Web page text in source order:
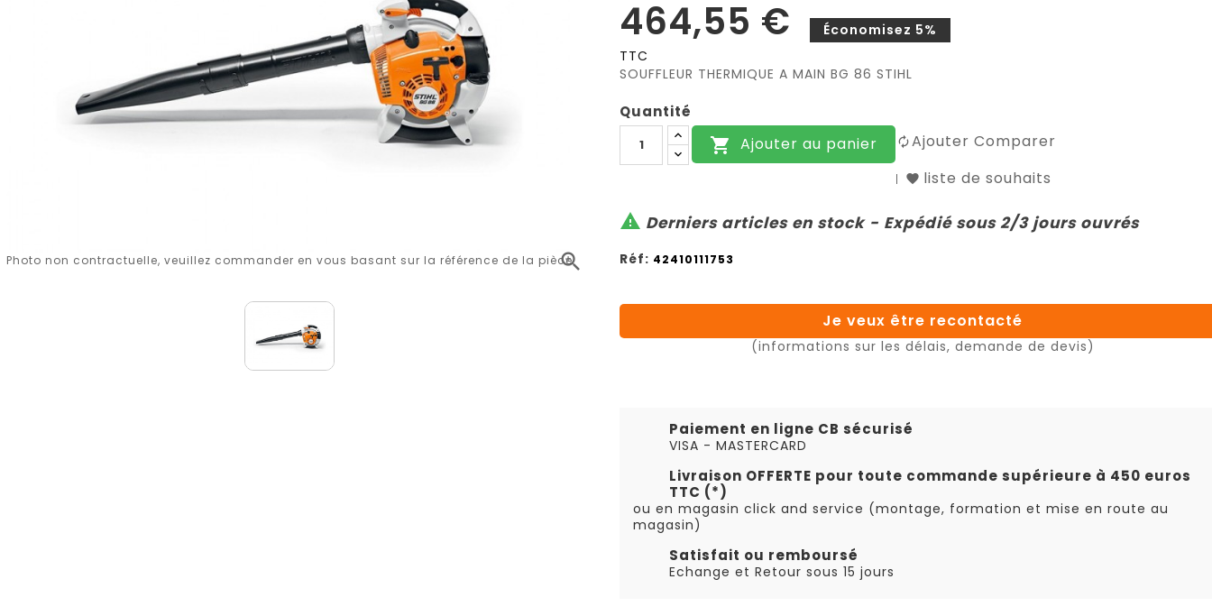

Photo non contractuelle, veuillez commander en vous basant sur la référence de la pièce
464,55 €
Économisez 5%
TTC
SOUFFLEUR THERMIQUE A MAIN BG 86 STIHL
Quantité
 Ajouter au panier
Ajouter Comparer
liste de souhaits
 Derniers articles en stock - Expédié sous 2/3 jours ouvrés
Réf: 42410111753
Je veux être recontacté
(informations sur les délais, demande de devis)
Paiement en ligne CB sécurisé
VISA - MASTERCARD
Livraison OFFERTE pour toute commande supérieure à 450 euros
TTC (*)
ou en magasin click and service (montage, formation et mise en route au
magasin)
Satisfait ou remboursé
Echange et Retour sous 15 jours